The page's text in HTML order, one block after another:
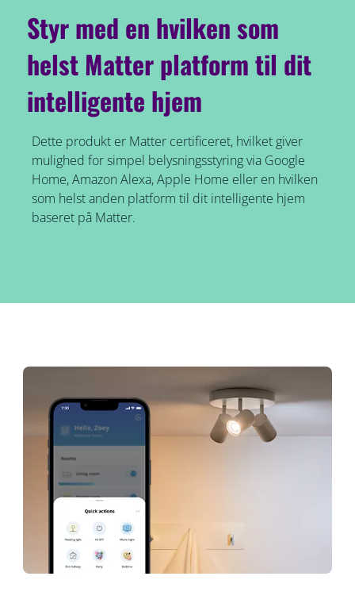
Styr med en hvilken som
helst Matter platform til dit
intelligente hjem
Dette produkt er Matter certificeret, hvilket giver
mulighed for simpel belysningsstyring via Google
Home, Amazon Alexa, Apple Home eller en hvilken
som helst anden platform til dit intelligente hjem
baseret på Matter.